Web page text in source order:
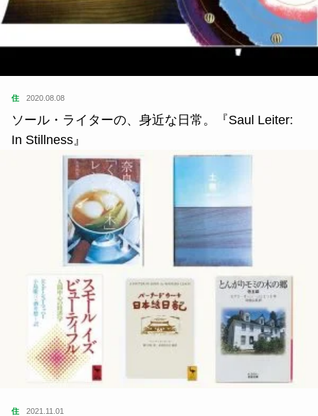
住 2020.08.08
ソール・ライターの、身近な日常。『Saul Leiter:
In Stillness』
住 2021.11.01